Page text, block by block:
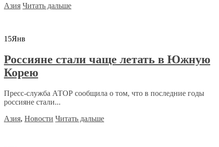
Азия Читать дальше
15Янв
Россияне стали чаще летать в Южную
Корею
Пресс-служба АТОР сообщила о том, что в последние годы
россияне стали...
Азия, Новости Читать дальше